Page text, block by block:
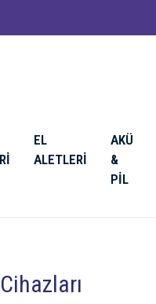
EL
ALETLERİ
AKÜ
&
PİL